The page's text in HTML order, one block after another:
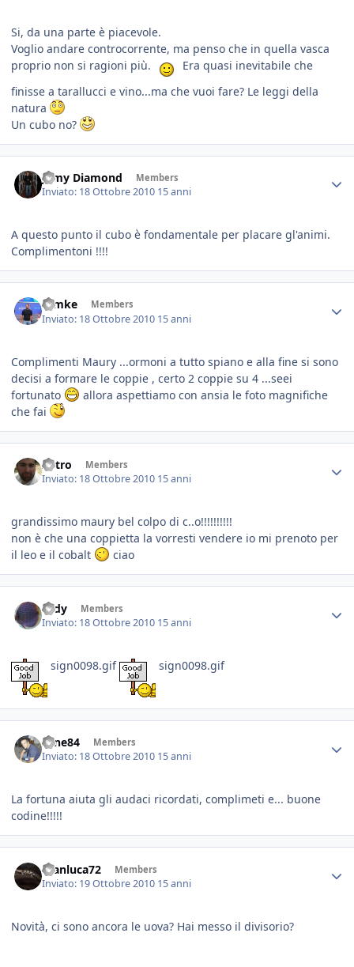
Si, da una parte è piacevole.
Voglio andare controcorrente, ma penso che in quella vasca
proprio non si ragioni più.
Era quasi inevitabile che
finisse a tarallucci e vino...ma che vuoi fare? Le leggi della
natura
Un cubo no?
Jamy Diamond Members
Inviato: 18 Ottobre 2010 15 anni
A questo punto il cubo è fondamentale per placare gl'animi.
Complimentoni !!!!
ramke Members
Inviato: 18 Ottobre 2010 15 anni
Complimenti Maury ...ormoni a tutto spiano e alla fine si sono
decisi a formare le coppie , certo 2 coppie su 4 ...seei
fortunato
allora aspettiamo con ansia le foto magnifiche
che fai
Astro Members
Inviato: 18 Ottobre 2010 15 anni
grandissimo maury bel colpo di c..o!!!!!!!!!!
non è che una coppietta la vorresti vendere io mi prenoto per
il leo e il cobalt
ciao
rudy Members
Inviato: 18 Ottobre 2010 15 anni
sign0098.gif sign0098.gif
sane84 Members
Inviato: 18 Ottobre 2010 15 anni
La fortuna aiuta gli audaci ricordati, complimeti e... buone
codine!!!!!
Gianluca72 Members
Inviato: 19 Ottobre 2010 15 anni
Novità, ci sono ancora le uova? Hai messo il divisorio?